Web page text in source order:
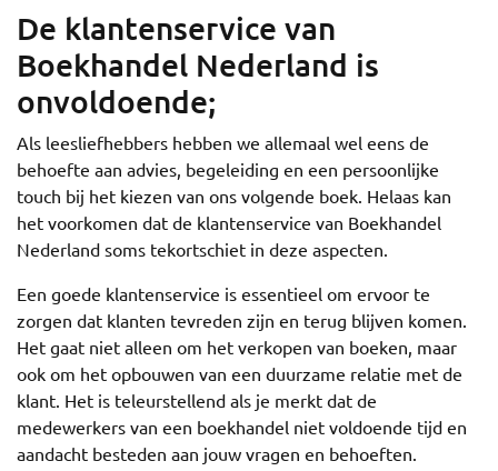
De klantenservice van
Boekhandel Nederland is
onvoldoende;
Als leesliefhebbers hebben we allemaal wel eens de
behoefte aan advies, begeleiding en een persoonlijke
touch bij het kiezen van ons volgende boek. Helaas kan
het voorkomen dat de klantenservice van Boekhandel
Nederland soms tekortschiet in deze aspecten.
Een goede klantenservice is essentieel om ervoor te
zorgen dat klanten tevreden zijn en terug blijven komen.
Het gaat niet alleen om het verkopen van boeken, maar
ook om het opbouwen van een duurzame relatie met de
klant. Het is teleurstellend als je merkt dat de
medewerkers van een boekhandel niet voldoende tijd en
aandacht besteden aan jouw vragen en behoeften.